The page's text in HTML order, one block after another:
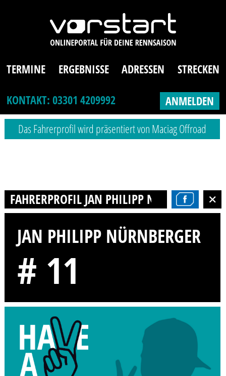
TERMINE ERGEBNISSE ADRESSEN
STRECKEN
KONTAKT: 03301 4209992
ANMELDEN
Das Fahrerprofil wird präsentiert von Maciag Offroad
FAHRERPROFIL JAN PHILIPP NÜRNBERGER
JAN PHILIPP NÜRNBERGER
# 11